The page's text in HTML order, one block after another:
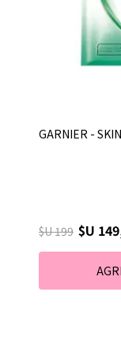
GARNIER -
$U 199 $U